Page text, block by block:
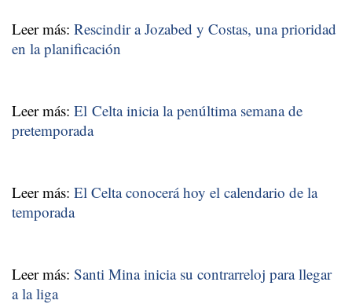
Leer más: Rescindir a Jozabed y Costas, una prioridad
en la planificación
Leer más: El Celta inicia la penúltima semana de
pretemporada
Leer más: El Celta conocerá hoy el calendario de la
temporada
Leer más: Santi Mina inicia su contrarreloj para llegar
a la liga